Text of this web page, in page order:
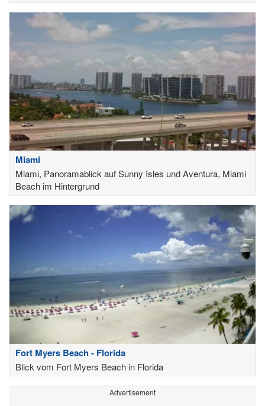
Miami
Miami, Panoramablick auf Sunny Isles und Aventura, Miami
Beach im Hintergrund
Fort Myers Beach - Florida
Blick vom Fort Myers Beach in Florida
Advertisement